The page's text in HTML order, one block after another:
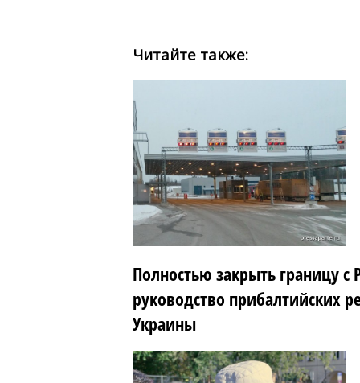
Читайте также:
Полностью закрыть границу
руководство прибалтийских
Украины